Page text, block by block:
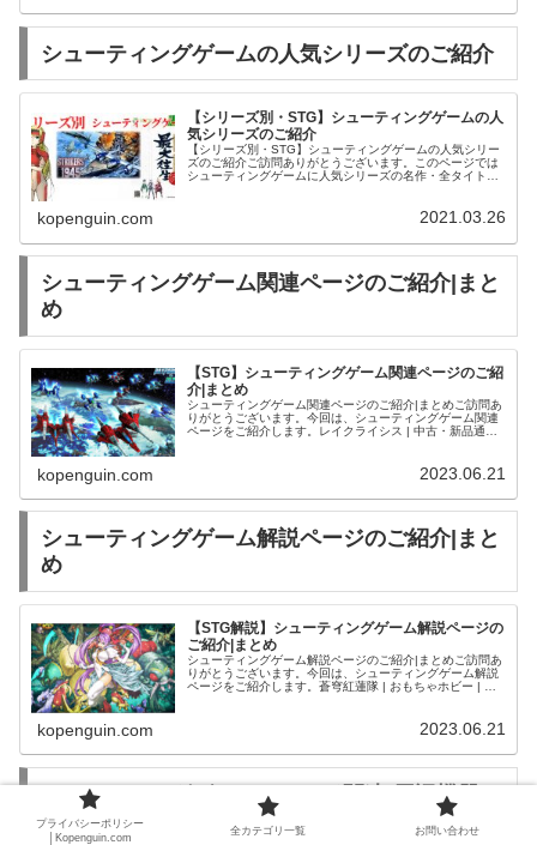
シューティングゲームの人気シリーズのご紹介
【シリーズ別・STG】シューティングゲームの人
気シリーズのご紹介
【シリーズ別・STG】シューティングゲームの人気シリー
ズのご紹介ご訪問ありがとうございます。このページでは
シューティングゲームに人気シリーズの名作・全タイトル
kopenguin.com 2021.03.26
シューティングゲーム関連ページのご紹介|まと
め
【STG】シューティングゲーム関連ページのご紹
介|まとめ
シューティングゲーム関連ページのご紹介|まとめご訪問あ
りがとうございます。今回は、シューティングゲーム関連
ページをご紹介します。レイクライシス | 中古・新品通販
kopenguin.com 2023.06.21
シューティングゲーム解説ページのご紹介|まと
め
【STG解説】シューティングゲーム解説ページの
ご紹介|まとめ
シューティングゲーム解説ページのご紹介|まとめご訪問あ
りがとうございます。今回は、シューティングゲーム解説
ページをご紹介します。蒼穹紅蓮隊 | おもちゃホビー | 中
kopenguin.com 2023.06.21
シューティングゲーム・ハード関連(周辺機器)
のご紹介|まとめ
プライバシーポリシー
│Kopenguin.com
全カテゴリ一覧 お問い合わせ